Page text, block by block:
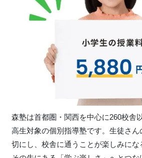
森塾は首都圏・関西を中心に260校舎
高生対象の個別指導塾です。生徒さ
切にし、校舎に通うことが楽しみにな